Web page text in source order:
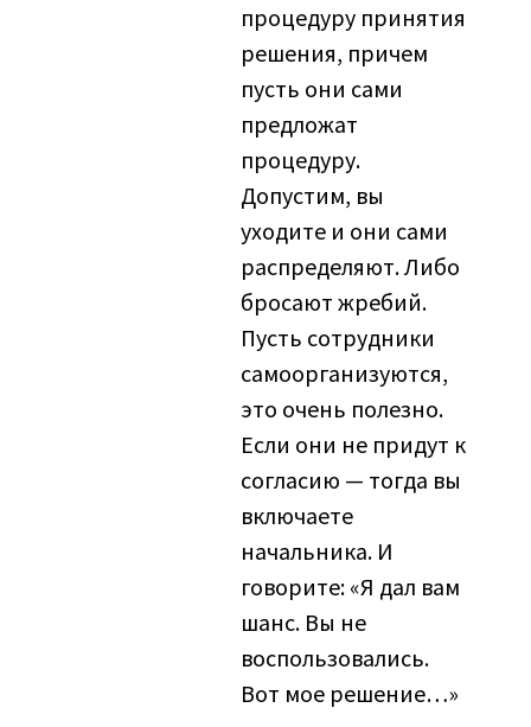
процедуру принятия
решения, причем
пусть они сами
предложат
процедуру.
Допустим, вы
уходите и они сами
распределяют. Либо
бросают жребий.
Пусть сотрудники
самоорганизуются,
это очень полезно.
Если они не придут к
согласию — тогда вы
включаете
начальника. И
говорите: «Я дал вам
шанс. Вы не
воспользовались.
Вот мое решение…»